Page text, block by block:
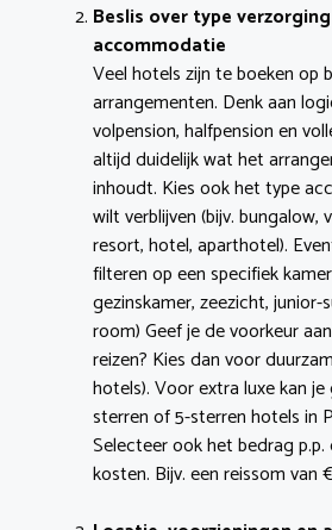
Beslis over type
accommodatie
Veel hotels zijn te boeken op
arrangementen. Denk aan
volpension, halfpension en
altijd duidelijk wat het
inhoudt. Kies ook het type
wilt verblijven (bijv. bungalow,
resort, hotel, aparthotel).
filteren op een specifiek
gezinskamer, zeezicht,
room) Geef je de voorkeur
reizen? Kies dan voor
hotels). Voor extra luxe kan
sterren of 5-sterren hotels in
Selecteer ook het bedrag
kosten. Bijv. een reissom van